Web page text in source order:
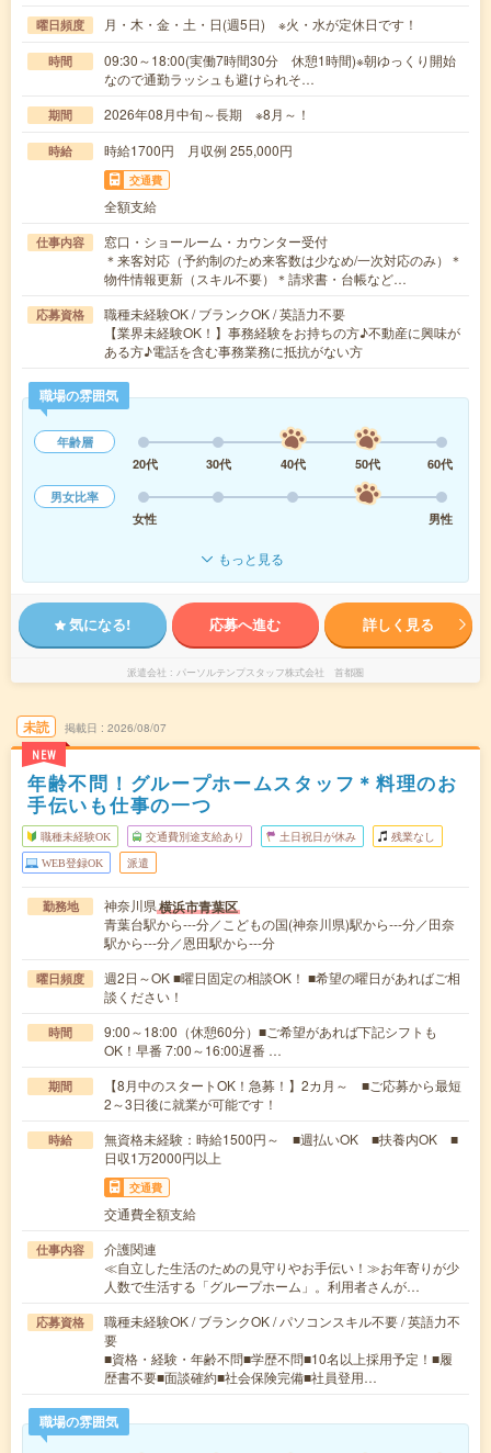
曜日頻度 月・木・金・土・日(週5日) ※火・水が定休日です！
時間
09:30～18:00(実働7時間30分 休憩1時間)※朝ゆっくり開始
なので通勤ラッシュも避けられそ…
期間 2026年08月中旬～長期 ※8月～！
時給 時給1700円 月収例 255,000円
交通費
全額支給
仕事内容
窓口・ショールーム・カウンター受付
＊来客対応（予約制のため来客数は少なめ/一次対応のみ）＊
物件情報更新（スキル不要）＊請求書・台帳など…
応募資格
職種未経験OK / ブランクOK / 英語力不要
【業界未経験OK！】事務経験をお持ちの方♪不動産に興味が
ある方♪電話を含む事務業務に抵抗がない方
職場の雰囲気
年齢層
20代
30代 40代 50代
60代
男女比率
女性
男性
もっと見る
気になる! 応募へ進む 詳しく見る
派遣会社 パーソルテンプスタッフ株式会社 首都圏
未読
NEW
掲載日 2026/08/07
年齢不問！グループホームスタッフ＊料理のお
手伝いも仕事の一つ
職種未経験OK 交通費別途支給あり 土日祝日が休み 残業なし
WEB登録OK 派遣
勤務地 神奈川県横浜市青葉区
青葉台駅から---分／こどもの国(神奈川県)駅から---分／田奈
駅から---分／恩田駅から---分
曜日頻度
週2日～OK ■曜日固定の相談OK！ ■希望の曜日があればご相
談ください！
時間
9:00～18:00（休憩60分）■ご希望があれば下記シフトも
OK！早番 7:00～16:00遅番 …
期間
【8月中のスタートOK！急募！】2カ月～ ■ご応募から最短
2～3日後に就業が可能です！
時給
無資格未経験：時給1500円～ ■週払いOK ■扶養内OK ■
日収1万2000円以上
交通費
交通費全額支給
仕事内容
介護関連
≪自立した生活のための見守りやお手伝い！≫お年寄りが少
人数で生活する「グループホーム」。利用者さんが…
応募資格
職種未経験OK / ブランクOK / パソコンスキル不要 / 英語力不
要
■資格・経験・年齢不問■学歴不問■10名以上採用予定！■履
歴書不要■面談確約■社会保険完備■社員登用…
職場の雰囲気